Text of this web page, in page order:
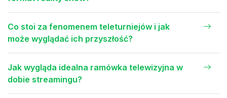
Co stoi za fenomenem teleturniejów i jak
może wyglądać ich przyszłość?
Jak wygląda idealna ramówka telewizyjna w
dobie streamingu?